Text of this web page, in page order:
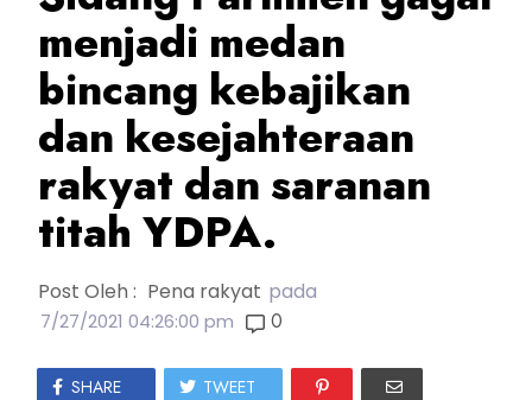
menjadi medan
bincang kebajikan
dan kesejahteraan
rakyat dan saranan
titah YDPA.
Post Oleh : Pena rakyat pada
7/27/2021 04:26:00 pm 0
SHARE TWEET